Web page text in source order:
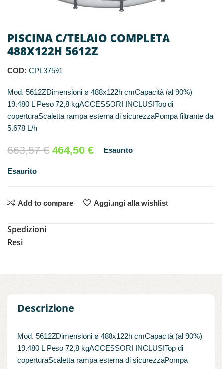
PISCINA C/TELAIO COMPLETA
488X122H 5612Z
COD: CPL37591
Mod. 5612ZDimensioni ø 488x122h cmCapacità (al 90%)
19.480 L Peso 72,8 kgACCESSORI INCLUSITop di
coperturaScaletta rampa esterna di sicurezzaPompa filtrante da
5.678 L/h
663,57€ Il
663,57 €.
464,50 €Il
464,50 €.
Esaurito
Esaurito
Add to compare Aggiungi alla wishlist
Spedizioni
Resi
Descrizione
Mod. 5612ZDimensioni ø 488x122h cmCapacità (al 90%)
19.480 L Peso 72,8 kgACCESSORI INCLUSITop di
coperturaScaletta rampa esterna di sicurezzaPompa